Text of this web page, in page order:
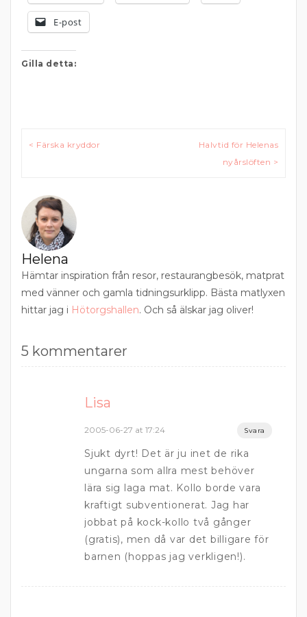
E-post
Gilla detta:
Inläggsnavigering
< Färska kryddor
Halvtid för Helenas
nyårslöften >
Helena
Hämtar inspiration från resor, restaurangbesök, matprat
med vänner och gamla tidningsurklipp. Bästa matlyxen
hittar jag i Hötorgshallen. Och så älskar jag oliver!
5 kommentarer
Lisa
2005-06-27 at 17:24 Svara
Sjukt dyrt! Det är ju inet de rika
ungarna som allra mest behöver
lära sig laga mat. Kollo borde vara
kraftigt subventionerat. Jag har
jobbat på kock-kollo två gånger
(gratis), men då var det billigare för
barnen (hoppas jag verkligen!).